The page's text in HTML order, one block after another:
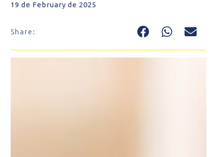
19 de February de 2025
Share: